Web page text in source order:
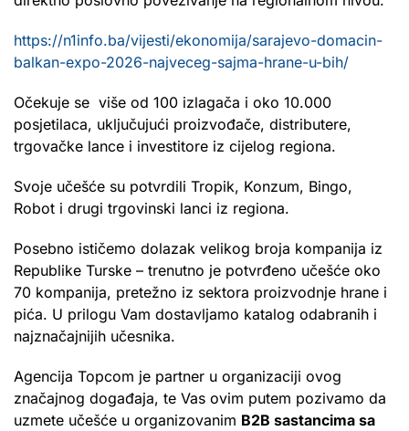
https://n1info.ba/vijesti/ekonomija/sarajevo-domacin-
balkan-expo-2026-najveceg-sajma-hrane-u-bih/
Očekuje se više od 100 izlagača i oko 10.000
posjetilaca, uključujući proizvođače, distributere,
trgovačke lance i investitore iz cijelog regiona.
Svoje učešće su potvrdili Tropik, Konzum, Bingo,
Robot i drugi trgovinski lanci iz regiona.
Posebno ističemo dolazak velikog broja kompanija iz
Republike Turske – trenutno je potvrđeno učešće oko
70 kompanija, pretežno iz sektora proizvodnje hrane i
pića. U prilogu Vam dostavljamo katalog odabranih i
najznačajnijih učesnika.
Agencija Topcom je partner u organizaciji ovog
značajnog događaja, te Vas ovim putem pozivamo da
uzmete učešće u organizovanim B2B sastancima sa